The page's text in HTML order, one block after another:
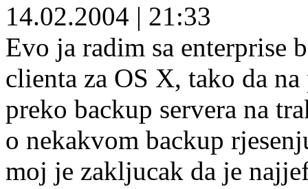
14.02.2004 | 21:33
Evo ja radim sa enterprise
clienta za OS X, tako da
preko backup servera na
o nekakvom backup
moj je zakljucak da je